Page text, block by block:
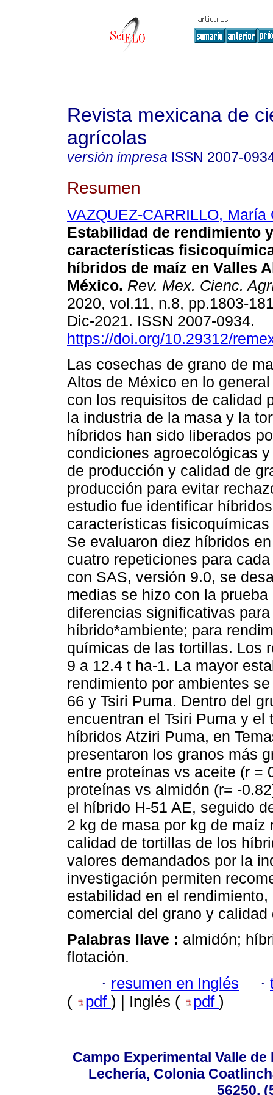
Revista mexicana de
agrícolas
versión impresa ISSN 2007-
Resumen
VAZQUEZ-CARRILLO, María
Estabilidad de rendimiento y
características
híbridos de maíz en Valles
México. Rev. Mex. Cienc.
2020, vol.11, n.8, pp.1803-
Dic-2021. ISSN 2007-0934.
https://doi.org/10.29312/
Las cosechas de grano de
Altos de México en lo
con los requisitos de calidad
la industria de la masa y la
híbridos han sido liberados
condiciones agroecológicas
de producción y calidad de
producción para evitar
estudio fue identificar
características
Se evaluaron diez híbridos
cuatro repeticiones para
con SAS, versión 9.0, se
medias se hizo con la
diferencias significativas
híbrido*ambiente; para
químicas de las tortillas. Los
9 a 12.4 t ha-1. La mayor
rendimiento por ambientes
66 y Tsiri Puma. Dentro del
encuentran el Tsiri Puma y
híbridos Atziri Puma, en
presentaron los granos más
entre proteínas vs aceite (r =
proteínas vs almidón (r= -
el híbrido H-51 AE, seguido
2 kg de masa por kg de
calidad de tortillas de los
valores demandados por la
investigación permiten
estabilidad en el
comercial del grano y
Palabras llave : almidón;
flotación.
· resumen en Inglés ·
(
pdf ) | Inglés ( pdf )
Campo Experimental Valle
Lechería, Colonia
56250,